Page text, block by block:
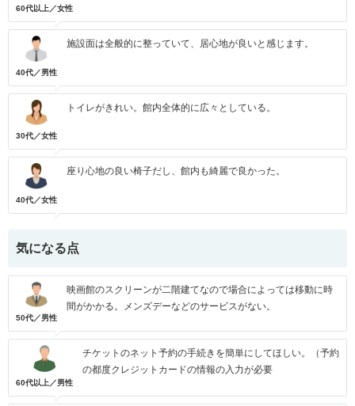
60代以上／女性
40代／男性
施設面は全般的に整っていて、居心地が良いと感じます。
30代／女性
トイレがきれい。館内全体的に広々としている。
40代／女性
座り心地の良い椅子だし、館内も綺麗で良かった。
気になる点
50代／男性
映画館のスクリーンが二階建てなので場合によっては移動に時
間がかかる。メンズデーなどのサービスがない。
60代以上／男性
チケットのネット予約の手続きを簡単にしてほしい。（予約
の都度クレジットカードの情報の入力が必要